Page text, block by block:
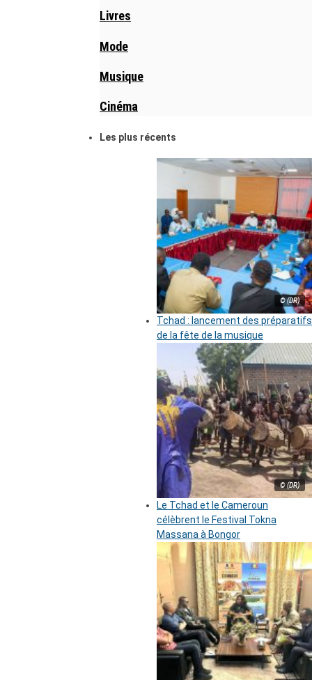
Livres
Mode
Musique
Cinéma
Les plus récents
© (DR)
Tchad : lancement des préparatifs
de la fête de la musique
© (DR)
Le Tchad et le Cameroun
célèbrent le Festival Tokna
Massana à Bongor